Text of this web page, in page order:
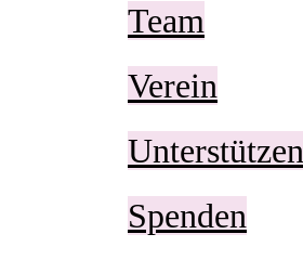
Team
Verein
Unterstützen
Spenden